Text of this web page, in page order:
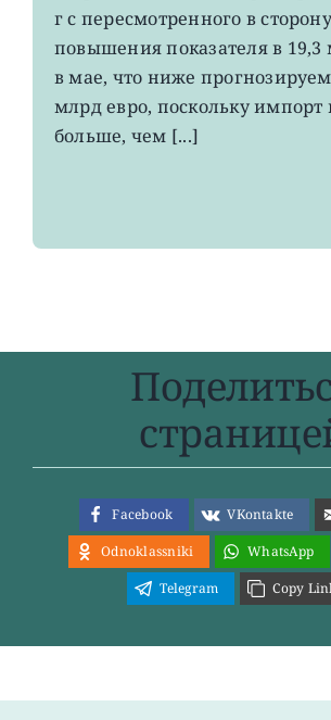
вырос
4-
летнего
г с пересмотренного в сторону
повышения показателя в 19,3
в мае, что ниже
млрд евро, поскольку импорт
больше, чем [...]
Facebook VKontakte
Odnoklassniki
WhatsApp
Telegram
Copy